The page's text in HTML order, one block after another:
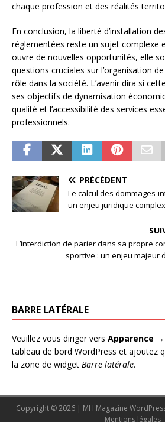
chaque profession et des réalités
En conclusion, la liberté d’installation
réglementées reste un sujet complexe
ouvre de nouvelles opportunités, elle
questions cruciales sur l’organisation
rôle dans la société. L’avenir dira si
ses objectifs de dynamisation
qualité et l’accessibilité des services
professionnels.
PRÉCÉDENT
Le calcul des dommages-
un enjeu juridique
L’interdiction de parier dans sa propre
sportive : un enjeu majeur
BARRE LATÉRALE
Veuillez vous diriger vers Apparence
tableau de bord WordPress et ajoutez
la zone de widget Barre latérale.
Copyright © 2026 | MH Magazine
Mentions légales